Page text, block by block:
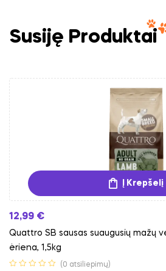
Susiję Produktai
Į Krepšelį
12,99 €
Quattro SB sausas suaugusių mažų
ėriena, 1,5kg
(0 atsiliepimų)